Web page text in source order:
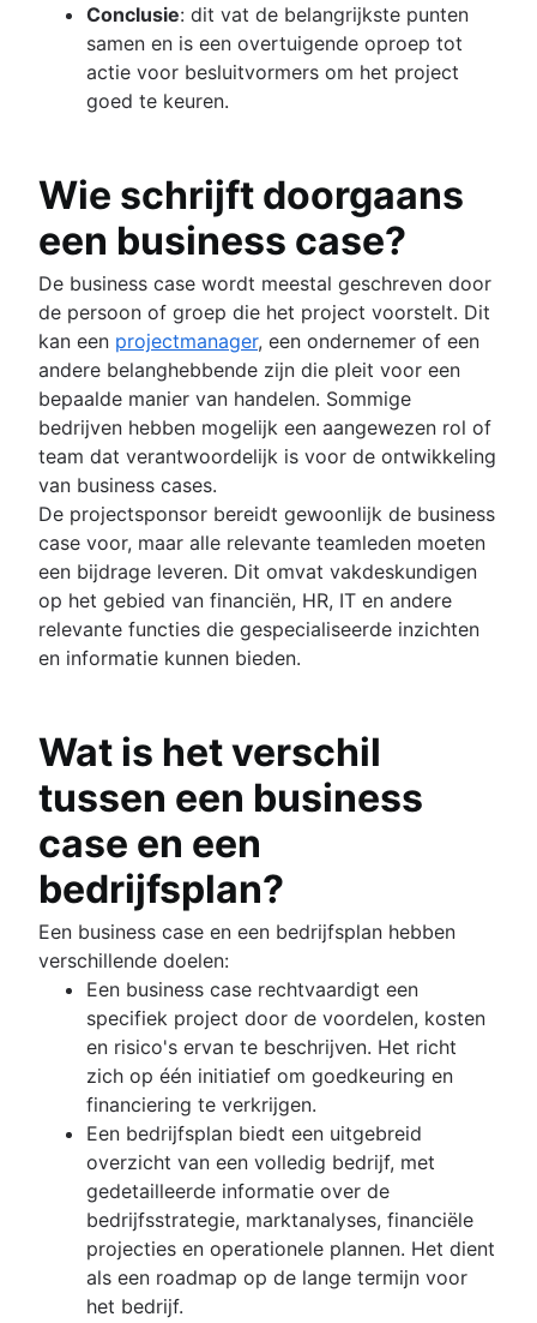
Conclusie: dit vat de belangrijkste punten
samen en is een overtuigende oproep tot
actie voor besluitvormers om het project
goed te keuren.
Wie schrijft doorgaans
een business case?
De business case wordt meestal geschreven door
de persoon of groep die het project voorstelt. Dit
kan een projectmanager, een ondernemer of een
andere belanghebbende zijn die pleit voor een
bepaalde manier van handelen. Sommige
bedrijven hebben mogelijk een aangewezen rol of
team dat verantwoordelijk is voor de ontwikkeling
van business cases.
De projectsponsor bereidt gewoonlijk de business
case voor, maar alle relevante teamleden moeten
een bijdrage leveren. Dit omvat vakdeskundigen
op het gebied van financiën, HR, IT en andere
relevante functies die gespecialiseerde inzichten
en informatie kunnen bieden.
Wat is het verschil
tussen een business
case en een
bedrijfsplan?
Een business case en een bedrijfsplan hebben
verschillende doelen:
Een business case rechtvaardigt een
specifiek project door de voordelen, kosten
en risico's ervan te beschrijven. Het richt
zich op één initiatief om goedkeuring en
financiering te verkrijgen.
Een bedrijfsplan biedt een uitgebreid
overzicht van een volledig bedrijf, met
gedetailleerde informatie over de
bedrijfsstrategie, marktanalyses, financiële
projecties en operationele plannen. Het dient
als een roadmap op de lange termijn voor
het bedrijf.